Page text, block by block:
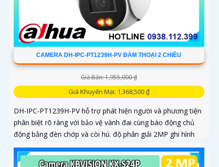
CAMERA DH-IPC-PT1239H-PV ĐÀM THOẠI 2 CHIỀU
Giá Bán: 1,955,000 ₫
Giá Khuyến Mại: 1,368,500 ₫
DH-IPC-PT1239H-PV hỗ trợ phát hiện người và phương tiện
phân biệt rõ ràng với bảo vệ vành đai cùng báo động chủ
động bằng đèn chớp và còi hú. độ phân giải 2MP ghi hình
sác nét kêt hợp cùng loa và mic thu âm thanh và dàm thoại
chát lượng cao